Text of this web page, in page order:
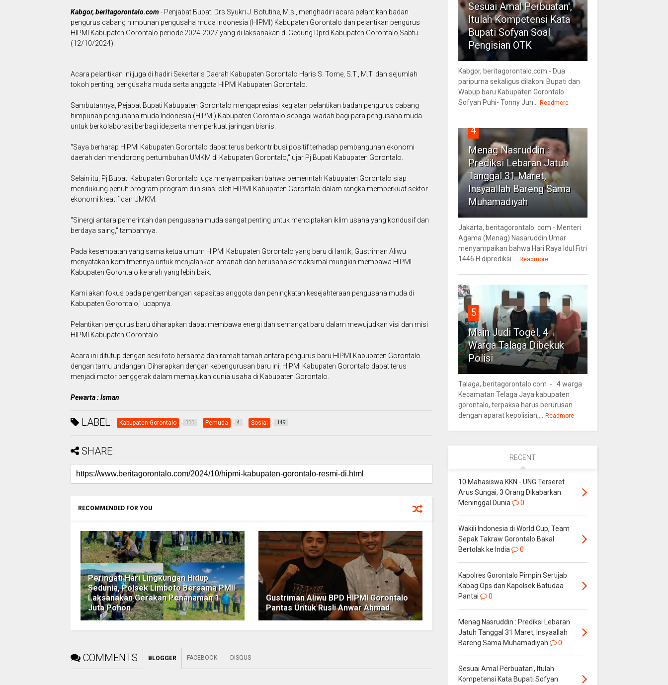
Kabgor, beritagorontalo.com- Penjabat Bupati Drs Syukri J. Botutihe, M.si, menghadiri acara pelantikan badan
pengurus cabang himpunan pengusaha muda Indonesia (HIPMI) Kabupaten Gorontalo dan pelantikan pengurus
HIPMI Kabupaten Gorontalo periode 2024-2027 yang di laksanakan di Gedung Dprd Kabupaten Gorontalo,Sabtu
(12/10/2024).
Acara pelantikan ini juga di hadiri Sekertaris Daerah Kabupaten Gorontalo Haris S. Tome, S.T., M.T. dan sejumlah
tokoh penting, pengusaha muda serta anggota HIPMI Kabupaten Gorontalo.
Sambutannya, Pejabat Bupati Kabupaten Gorontalo mengapresiasi kegiatan pelantikan badan pengurus cabang
himpunan pengusaha muda Indonesia (HIPMI) Kabupaten Gorontalo sebagai wadah bagi para pengusaha muda
untuk berkolaborasi,berbagi ide,serta memperkuat jaringan bisnis.
"Saya berharap HIPMI Kabupaten Gorontalo dapat terus berkontribusi positif terhadap pembangunan ekonomi
daerah dan mendorong pertumbuhan UMKM di Kabupaten Gorontalo," ujar Pj Bupati Kabupaten Gorontalo.
Selain itu, Pj Bupati Kabupaten Gorontalo juga menyampaikan bahwa pemerintah Kabupaten Gorontalo siap
mendukung penuh program-program diinisiasi oleh HIPMI Kabupaten Gorontalo dalam rangka memperkuat sektor
ekonomi kreatif dan UMKM.
"Sinergi antara pemerintah dan pengusaha muda sangat penting untuk menciptakan iklim usaha yang kondusif dan
berdaya saing," tambahnya.
Pada kesempatan yang sama ketua umum HIPMI Kabupaten Gorontalo yang baru di lantik, Gustriman Aliwu
menyatakan komitmennya untuk menjalankan amanah dan berusaha semaksimal mungkin membawa HIPMI
Kabupaten Gorontalo ke arah yang lebih baik.
Kami akan fokus pada pengembangan kapasitas anggota dan peningkatan kesejahteraan pengusaha muda di
Kabupaten Gorontalo," ucapnya.
Pelantikan pengurus baru diharapkan dapat membawa energi dan semangat baru dalam mewujudkan visi dan misi
HIPMI Kabupaten Gorontalo.
Acara ini ditutup dengan sesi foto bersama dan ramah tamah antara pengurus baru HIPMI Kabupaten Gorontalo
dengan tamu undangan. Diharapkan dengan kepengurusan baru ini, HIPMI Kabupaten Gorontalo dapat terus
menjadi motor penggerak dalam memajukan dunia usaha di Kabupaten Gorontalo.
Pewarta : Isman
LABEL: Kabupaten Gorontalo 111 Pemuda 4 Sosial 149
SHARE:
RECOMMENDED FOR YOU
Peringati Hari Lingkungan Hidup
Sedunia, Polsek Limboto Bersama PMII
Laksanakan Gerakan Penanaman 1
Juta Pohon
Gustriman Aliwu BPD HIPMI Gorontalo
Pantas Untuk Rusli Anwar Ahmad
COMMENTS BLOGGER FACEBOOK: DISQUS
Sesuai Amal Perbuatan',
Itulah Kompetensi Kata
Bupati Sofyan Soal
Pengisian OTK
Kabgor, beritagorontalo.com - Dua
paripurna sekaligus dilakoni Bupati dan
Wabup baru Kabupaten Gorontalo
Sofyan Puhi- Tonny Jun...
Readmore
4
Menag Nasruddin :
Prediksi Lebaran Jatuh
Tanggal 31 Maret,
Insyaallah Bareng Sama
Muhamadiyah
Jakarta, beritagorontalo. com - Menteri
Agama (Menag) Nasaruddin Umar
menyampaikan bahwa Hari Raya Idul Fitri
1446 H diprediksi ...
Readmore
5
Main Judi Togel, 4
Warga Talaga Dibekuk
Polisi
Talaga, beritagorontalo.com - 4 warga
Kecamatan Telaga Jaya kabupaten
gorontalo, terpaksa harus berurusan
dengan aparat kepolisian,...
Readmore
RECENT
10 Mahasiswa KKN - UNG Terseret
Arus Sungai, 3 Orang Dikabarkan
Meninggal Dunia
0
Wakili Indonesia di World Cup, Team
Sepak Takraw Gorontalo Bakal
Bertolak ke India
0
Kapolres Gorontalo Pimpin Sertijab
Kabag Ops dan Kapolsek Batudaa
Pantai
0
Menag Nasruddin : Prediksi Lebaran
Jatuh Tanggal 31 Maret, Insyaallah
Bareng Sama Muhamadiyah
0
Sesuai Amal Perbuatan', Itulah
Kompetensi Kata Bupati Sofyan